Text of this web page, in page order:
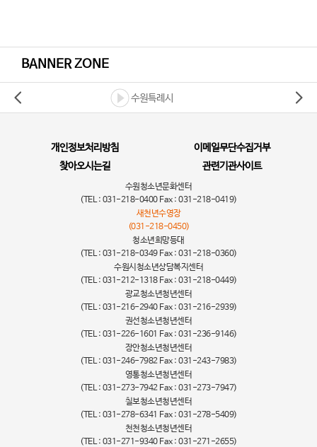
BANNER ZONE
수원특례시
개인정보처리방침
이메일무단수집거부
찾아오시는길
관련기관사이트
수원청소년문화센터
(TEL : 031-218-0400 Fax : 031-218-0419)
새천년수영장
(031-218-0450)
청소년희망등대
(TEL : 031-218-0349 Fax : 031-218-0360)
수원시청소년상담복지센터
(TEL : 031-212-1318 Fax : 031-218-0449)
광교청소년청년센터
(TEL : 031-216-2940 Fax : 031-216-2939)
권선청소년청년센터
(TEL : 031-226-1601 Fax : 031-236-9146)
장안청소년청년센터
(TEL : 031-246-7982 Fax : 031-243-7983)
영통청소년청년센터
(TEL : 031-273-7942 Fax : 031-273-7947)
칠보청소년청년센터
(TEL : 031-278-6341 Fax : 031-278-5409)
천천청소년청년센터
(TEL : 031-271-9340 Fax : 031-271-2655)